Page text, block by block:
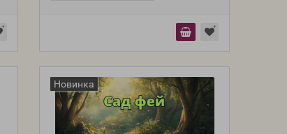
Новинка